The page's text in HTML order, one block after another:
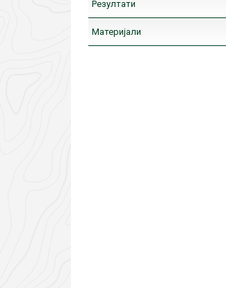
Резултати
Материјали